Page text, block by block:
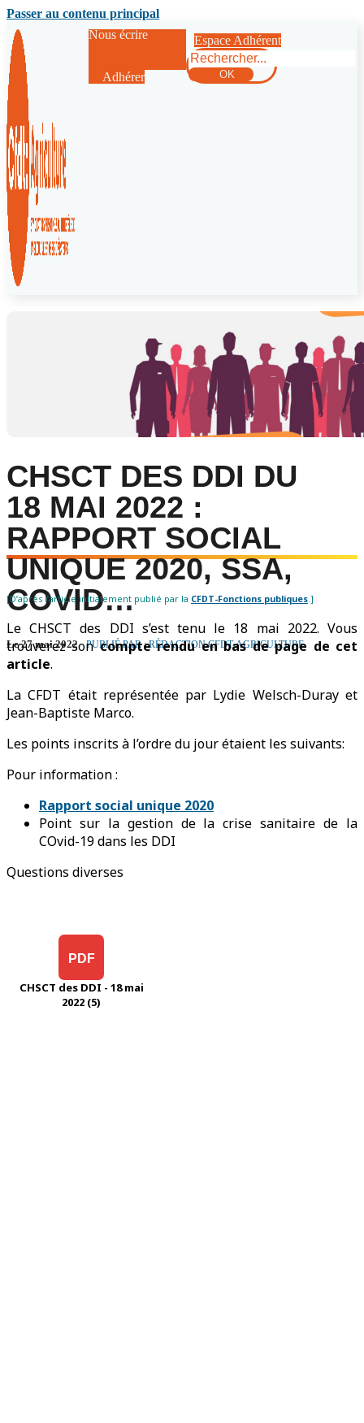
Passer au contenu principal
Nous écrire
Adhérer
Espace Adhérent
Rechercher
OK
CHSCT DES DDI DU
18 MAI 2022 :
RAPPORT SOCIAL
UNIQUE 2020, SSA,
COVID…
Le 27 mai 2022 PUBLIÉ PAR : RÉDACTION CFDT-AGRICULTURE
[D’après l’article initialement publié par la CFDT-Fonctions publiques.]
Le CHSCT des DDI s’est tenu le 18 mai 2022. Vous
trouverez soncompte rendu en bas de page de cet
article.
La CFDT était représentée par Lydie Welsch-Duray et
Jean-Baptiste Marco.
Les points inscrits à l’ordre du jour étaient les suivants:
Pour information :
Rapport social unique 2020
Point sur la gestion de la crise sanitaire de la
COvid-19 dans les DDI
Questions diverses
PDF
CHSCT des DDI - 18 mai
2022 (5)